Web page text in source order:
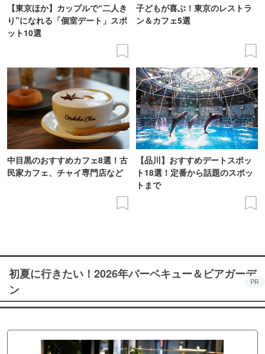
【東京ほか】カップルで“二人き
り”になれる「個室デート」スポ
ット10選
子どもが喜ぶ！東京のレストラ
ン＆カフェ5選
中目黒のおすすめカフェ8選！古
民家カフェ、チャイ専門店など
【品川】おすすめデートスポッ
ト18選！定番から話題のスポッ
トまで
初夏に行きたい！2026年バーベキュー＆ビアガーデ
ン
PR